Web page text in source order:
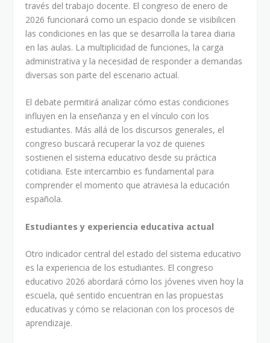
través del trabajo docente. El congreso de enero de
2026 funcionará como un espacio donde se visibilicen
las condiciones en las que se desarrolla la tarea diaria
en las aulas. La multiplicidad de funciones, la carga
administrativa y la necesidad de responder a demandas
diversas son parte del escenario actual.
El debate permitirá analizar cómo estas condiciones
influyen en la enseñanza y en el vínculo con los
estudiantes. Más allá de los discursos generales, el
congreso buscará recuperar la voz de quienes
sostienen el sistema educativo desde su práctica
cotidiana. Este intercambio es fundamental para
comprender el momento que atraviesa la educación
española.
Estudiantes y experiencia educativa actual
Otro indicador central del estado del sistema educativo
es la experiencia de los estudiantes. El congreso
educativo 2026 abordará cómo los jóvenes viven hoy la
escuela, qué sentido encuentran en las propuestas
educativas y cómo se relacionan con los procesos de
aprendizaje.